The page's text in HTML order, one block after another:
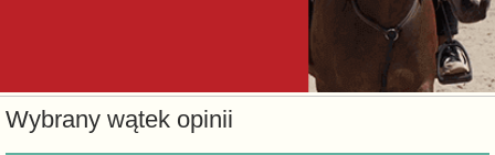
Wybrany wątek opinii